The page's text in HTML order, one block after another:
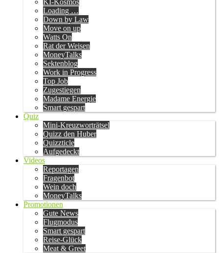
KI-Kosmos
Loading …
Down by Law
Move on up
Watts On
Rat der Weisen
MoneyTalks
Sektenblog
Work in Progress
Top Job
Zugestiegen
Madame Energie
Smart gespart
Quiz
Mini-Kreuzworträtsel
Quizz den Huber
Quizzticle
Aufgedeckt
Videos
Reportagen
Fragenbot
Wein doch
MoneyTalks
Promotionen
Gute News
Flugmodus
Smart gespart
Reise-Glück
Meat & Greet